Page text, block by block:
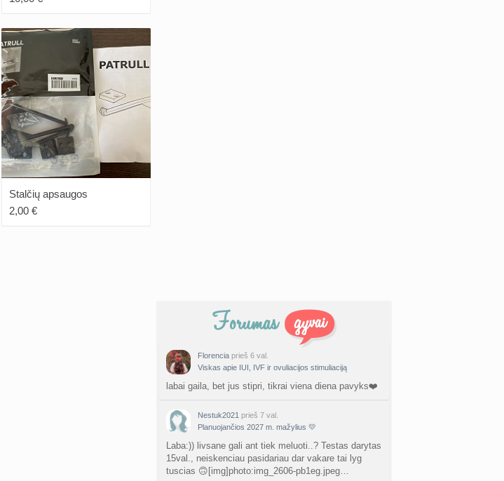
Stalčių apsaugos
2,00 €
Florencia prieš 6 val.
Viskas apie IUI, IVF ir ovuliacijos stimuliaciją
labai gaila, bet jus stipri, tikrai viena diena pavyks❤️
Nestuk2021 prieš 7 val.
Planuojančios 2027 m. mažylius 💛
Laba:)) livsane gali ant tiek meluoti..? Testas darytas
15val., neiskenciau pasidariau dar vakare tai lyg
tuscias 🙃[img]photo:img_2606-pb1eg.jpeg…